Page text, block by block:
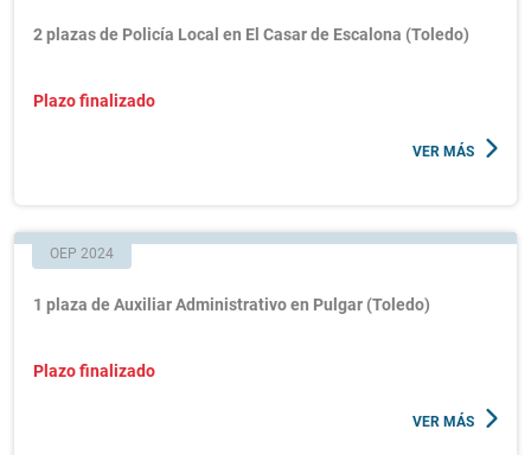
2 plazas de Policía Local en El Casar de Escalona (Toledo)
Plazo finalizado
VER MÁS
OEP 2024
1 plaza de Auxiliar Administrativo en Pulgar (Toledo)
Plazo finalizado
VER MÁS